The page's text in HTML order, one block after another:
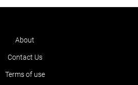
About
Contact Us
Terms of use